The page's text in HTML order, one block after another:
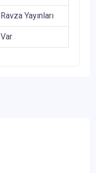
Ravza Yayınları
Var